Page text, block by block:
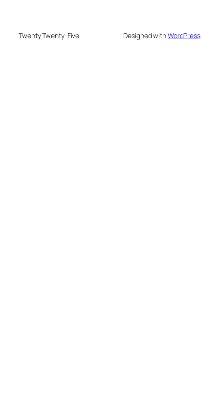
Twenty Twenty-Five Designed withWordPress